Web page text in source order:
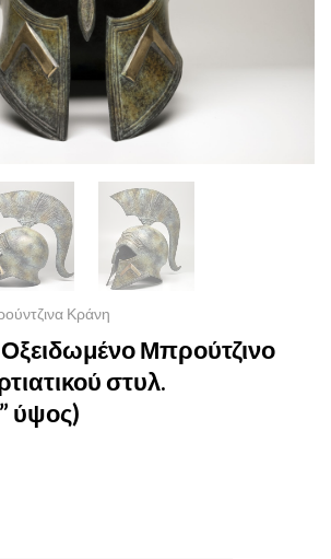
Κράνη
Μπρούτζινο
στυλ.
ύψος)